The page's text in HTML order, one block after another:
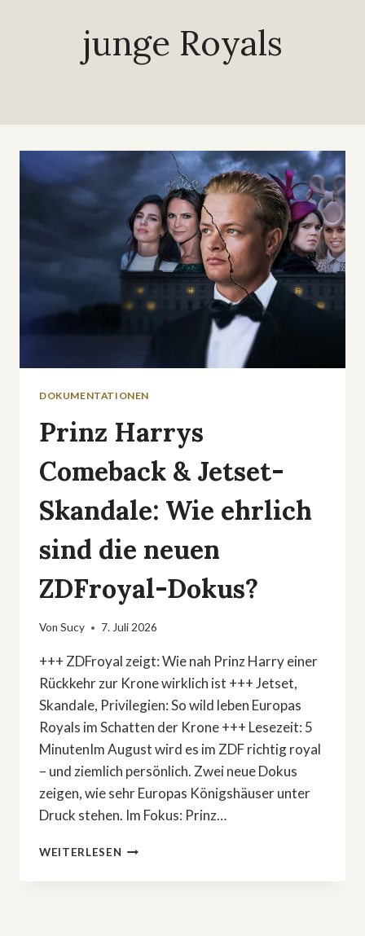
junge Royals
DOKUMENTATIONEN
Prinz Harrys
Comeback & Jetset-
Skandale: Wie ehrlich
sind die neuen
ZDFroyal-Dokus?
Von Sucy 7. Juli 2026
+++ ZDFroyal zeigt: Wie nah Prinz Harry einer
Rückkehr zur Krone wirklich ist +++ Jetset,
Skandale, Privilegien: So wild leben Europas
Royals im Schatten der Krone +++ Lesezeit: 5
MinutenIm August wird es im ZDF richtig royal
– und ziemlich persönlich. Zwei neue Dokus
zeigen, wie sehr Europas Königshäuser unter
Druck stehen. Im Fokus: Prinz…
WEITERLESEN PRINZ
COMEBACK